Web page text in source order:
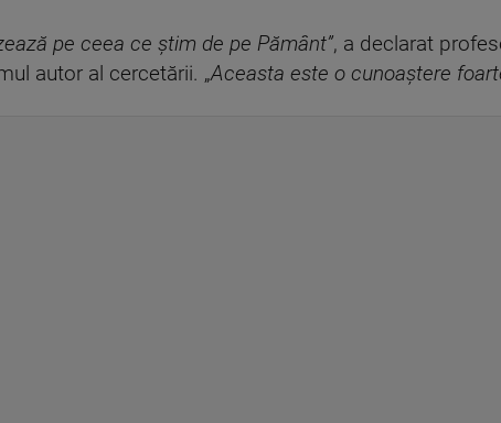
pe ceea ce ştim de pe Pământ”, a declarat
autor al cercetării. „Aceasta este o cunoaştere